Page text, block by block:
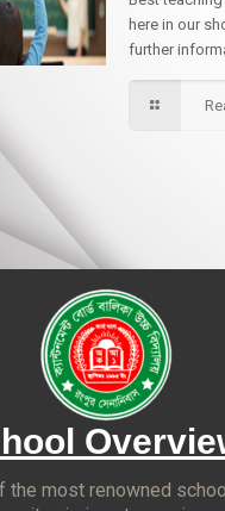
here in our
further
the most renowned